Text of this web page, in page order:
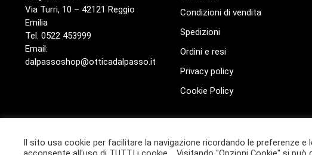
Via Turri, 10 – 42121 Reggio
Emilia
Tel. 0522 453999
Email:
dalpassoshop@otticadalpasso.it
Condizioni di vendita
Spedizioni
Ordini e resi
Privacy policy
Cookie Policy
© Ottica Dalpasso
Ottica Dalpasso è un marchio di proprietà di Dalpasso S.r.l. – P.IVA
Il sito usa cookie per facilitare la navigazione ricordando le preferenze